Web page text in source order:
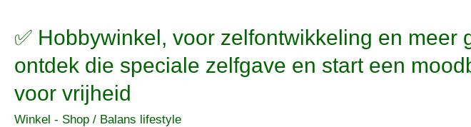
hartenpijn,
hsp’ers
en
energiedieven
✅ Hobbywinkel, voor zelfontwikkeling en meer
ontdek die speciale zelfgave en start een
voor vrijheid
Winkel - Shop / Balans lifestyle
✅
voor
zelfontwikkeling
en